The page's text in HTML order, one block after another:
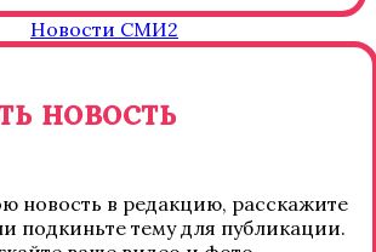
Новости СМИ2
новость
новость в редакцию, расскажите
подкиньте тему для публикации.